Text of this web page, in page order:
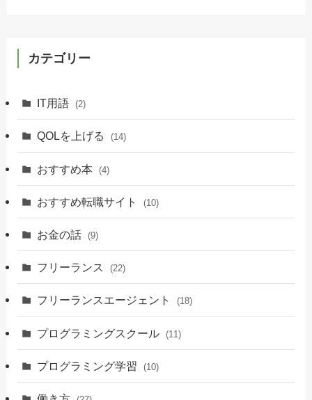
カテゴリー
IT用語 (2)
QOLを上げる (14)
おすすめ本 (4)
おすすめ転職サイト (10)
お金の話 (9)
フリーランス (22)
フリーランスエージェント (18)
プログラミングスクール (11)
プログラミング学習 (10)